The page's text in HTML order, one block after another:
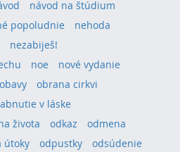
návod na štúdium
popoludnie
nehoda
nezabiješ!
noe
nové vydanie
obavy
obrana cirkvi
v láske
života odkaz
odmena
útoky odpustky
odsúdenie